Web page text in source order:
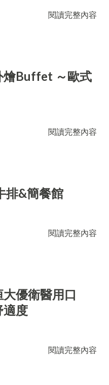
閱讀完整內容
燴Buffet ～歐式
閱讀完整內容
排&簡餐館
閱讀完整內容
大優衛醫用口
適度
閱讀完整內容